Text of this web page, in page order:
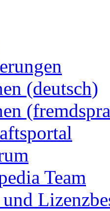
(deutsch)
Team